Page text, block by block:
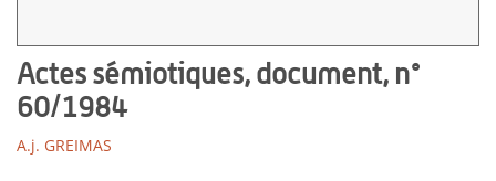
Actes sémiotiques, document, n°
60/1984
A.j. GREIMAS